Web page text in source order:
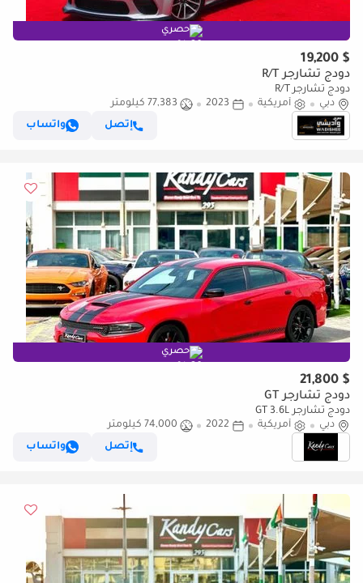
حصري
$ 19,200
دودج تشارجر R/T
دودج تشارجر R/T
دبي
أمريكية 2023
77,383 كيلومتر
إتصل
واتساب
حصري
$ 21,800
دودج تشارجر GT
دودج تشارجر GT 3.6L
دبي
أمريكية 2022
74,000 كيلومتر
إتصل
واتساب